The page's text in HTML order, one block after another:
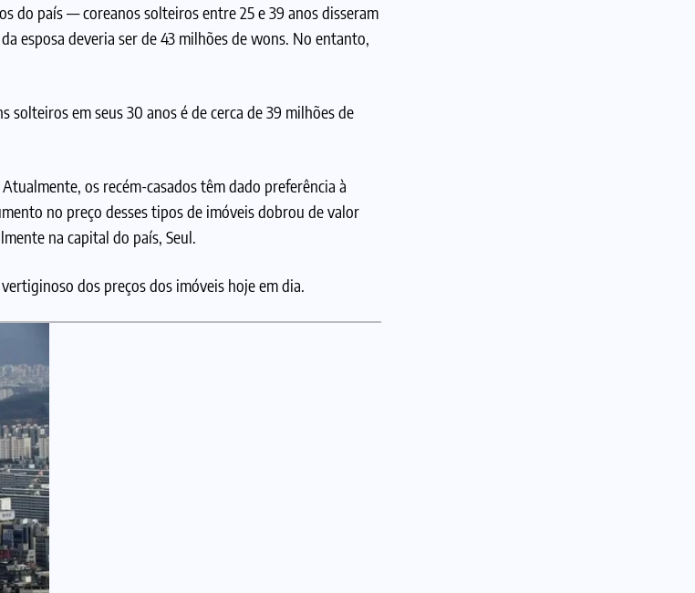
do país — coreanos solteiros entre 25 e 39 anos disseram
esposa deveria ser de 43 milhões de wons. No entanto,
em seus 30 anos é de cerca de 39 milhões de
os recém-casados têm dado preferência à
no preço desses tipos de imóveis dobrou de valor
na capital do país, Seul.
dos preços dos imóveis hoje em dia.